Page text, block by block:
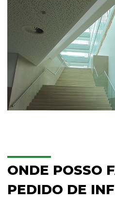
ONDE POSSO
PEDIDO DE